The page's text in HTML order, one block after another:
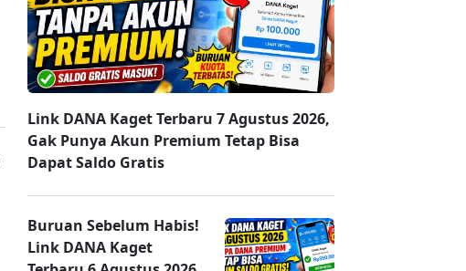
Link DANA Kaget Terbaru 7 Agustus 2026,
Gak Punya Akun Premium Tetap Bisa
Dapat Saldo Gratis
Buruan Sebelum Habis!
Link DANA Kaget